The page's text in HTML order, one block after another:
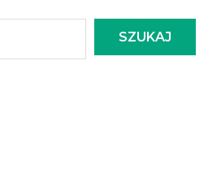
SZUKAJ